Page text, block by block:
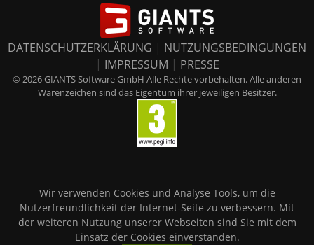
DATENSCHUTZERKLÄRUNG | NUTZUNGSBEDINGUNGEN
| IMPRESSUM | PRESSE
© 2026 GIANTS Software GmbH Alle Rechte vorbehalten. Alle anderen
Warenzeichen sind das Eigentum ihrer jeweiligen Besitzer.
Wir verwenden Cookies und Analyse Tools, um die
Nutzerfreundlichkeit der Internet-Seite zu verbessern. Mit
der weiteren Nutzung unserer Webseiten sind Sie mit dem
Einsatz der Cookies einverstanden.